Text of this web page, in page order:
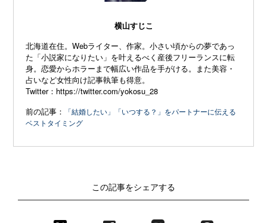
横山すじこ
北海道在住。Webライター、作家。小さい頃からの夢であっ
た「小説家になりたい」を叶えるべく産後フリーランスに転
身。恋愛からホラーまで幅広い作品を手がける。また美容・
占いなど女性向け記事執筆も得意。
Twitter： https://twitter.com/yokosu_28
前の記事：
「結婚したい」「いつする？」をパートナーに伝える
ベストタイミング
この記事をシェアする